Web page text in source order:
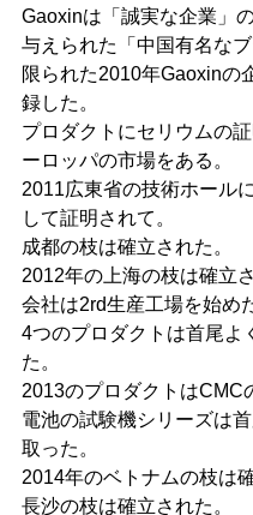
Gaoxinは「誠実な企業」
与えられた「中国有名なブ
限られた2010年Gaoxinの
録した。
プロダクトにセリウムの
ーロッパの市場をある。
2011広東省の技術ホール
して証明されて。
成都の枝は確立された。
2012年の上海の枝は確立さ
会社は2rd生産工場を始め
4つのプロダクトは首尾よ
た。
2013のプロダクトはCMC
電池の試験機シリーズは
取った。
2014年のベトナムの枝は
長沙の枝は確立された。